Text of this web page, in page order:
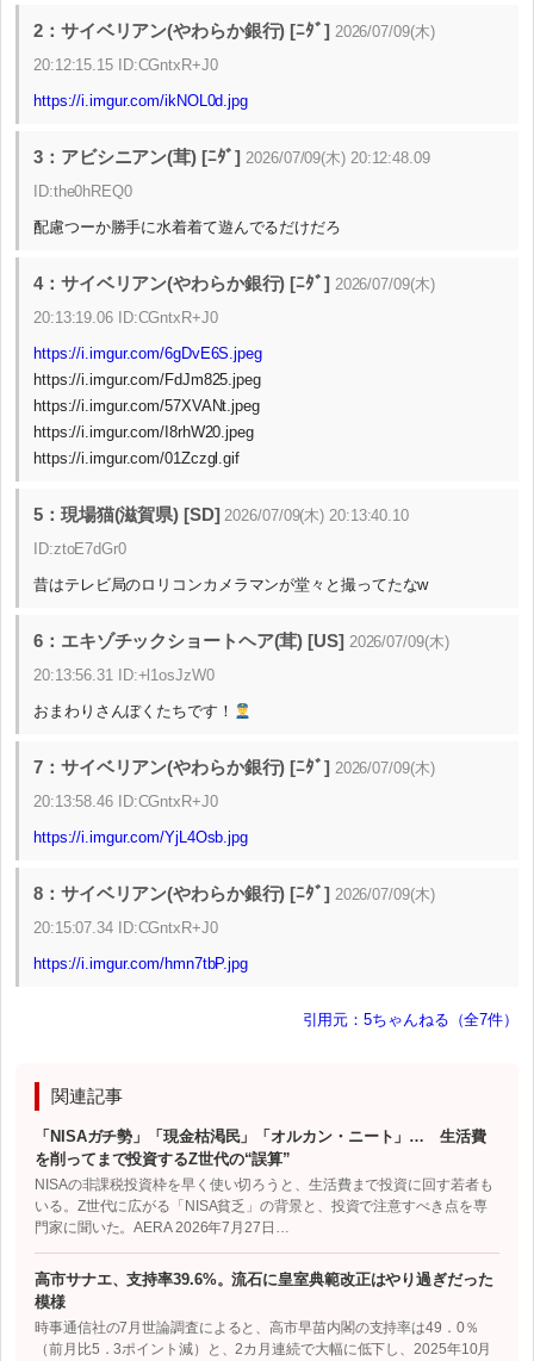
2：サイベリアン(やわらか銀行) [ﾆﾀﾞ] 2026/07/09(木)
20:12:15.15 ID:CGntxR+J0
https://i.imgur.com/ikNOL0d.jpg
3：アビシニアン(茸) [ﾆﾀﾞ] 2026/07/09(木) 20:12:48.09
ID:the0hREQ0
配慮つーか勝手に水着着て遊んでるだけだろ
4：サイベリアン(やわらか銀行) [ﾆﾀﾞ] 2026/07/09(木)
20:13:19.06 ID:CGntxR+J0
https://i.imgur.com/6gDvE6S.jpeg
https://i.imgur.com/FdJm825.jpeg
https://i.imgur.com/57XVANt.jpeg
https://i.imgur.com/I8rhW20.jpeg
https://i.imgur.com/01Zczgl.gif
5：現場猫(滋賀県) [SD] 2026/07/09(木) 20:13:40.10
ID:ztoE7dGr0
昔はテレビ局のロリコンカメラマンが堂々と撮ってたなw
6：エキゾチックショートヘア(茸) [US] 2026/07/09(木)
20:13:56.31 ID:+l1osJzW0
おまわりさんぼくたちです！
7：サイベリアン(やわらか銀行) [ﾆﾀﾞ] 2026/07/09(木)
20:13:58.46 ID:CGntxR+J0
https://i.imgur.com/YjL4Osb.jpg
8：サイベリアン(やわらか銀行) [ﾆﾀﾞ] 2026/07/09(木)
20:15:07.34 ID:CGntxR+J0
https://i.imgur.com/hmn7tbP.jpg
引用元：5ちゃんねる（全7件）
関連記事
「NISAガチ勢」「現金枯渇民」「オルカン・ニート」… 生活費
を削ってまで投資するZ世代の“誤算”
NISAの非課税投資枠を早く使い切ろうと、生活費まで投資に回す若者も
いる。Z世代に広がる「NISA貧乏」の背景と、投資で注意すべき点を専
門家に聞いた。AERA 2026年7月27日…
高市サナエ、支持率39.6%。流石に皇室典範改正はやり過ぎだった
模様
時事通信社の7月世論調査によると、高市早苗内閣の支持率は49．0％
（前月比5．3ポイント減）と、2カ月連続で大幅に低下し、2025年10月